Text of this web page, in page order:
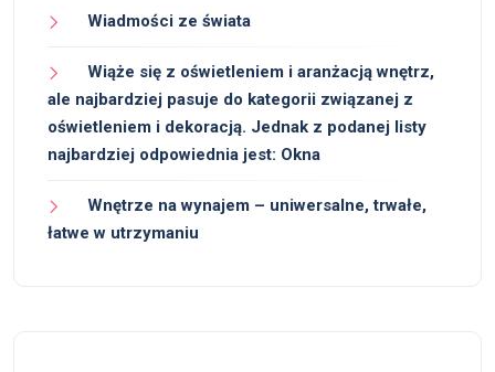
Wiadmości ze świata
Wiąże się z oświetleniem i aranżacją wnętrz,
ale najbardziej pasuje do kategorii związanej z
oświetleniem i dekoracją. Jednak z podanej listy
najbardziej odpowiednia jest: Okna
Wnętrze na wynajem – uniwersalne, trwałe,
łatwe w utrzymaniu